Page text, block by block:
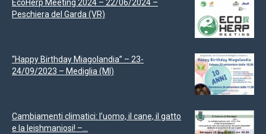
EcoHerp Meeting 2024 – 22/06/2024 –
Peschiera del Garda (VR)
“Happy Birthday Miagolandia” – 23-
24/09/2023 – Mediglia (MI)
Cambiamenti climatici: l’uomo, il cane, il gatto
e la leishmaniosi! –...